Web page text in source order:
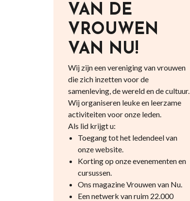
VAN DE
VROUWEN
VAN NU!
Wij zijn een vereniging van vrouwen
die zich inzetten voor de
samenleving, de wereld en de cultuur.
Wij organiseren leuke en leerzame
activiteiten voor onze leden.
Als lid krijgt u:
Toegang tot het ledendeel van
onze website.
Korting op onze evenementen en
cursussen.
Ons magazine Vrouwen van Nu.
Een netwerk van ruim 22.000